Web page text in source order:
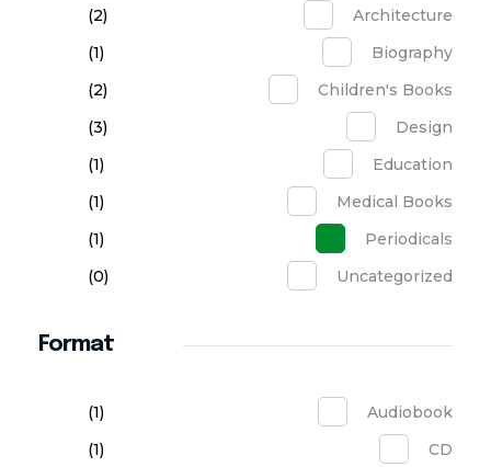
Architecture
(2)
Biography
(1)
Children's Books
(2)
Design
(3)
Education
(1)
Medical Books
(1)
Periodicals
(1)
Uncategorized
(0)
Format
Audiobook
(1)
CD
(1)